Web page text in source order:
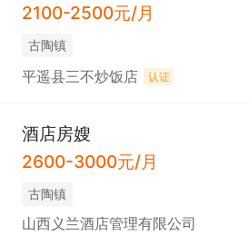
2100-2500元/月
古陶镇
平遥县三不炒饭店 认证
酒店房嫂
2600-3000元/月
古陶镇
山西义兰酒店管理有限公司